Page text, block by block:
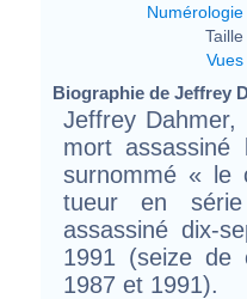
Numérologie
Taille
Vues
Biographie de Jeffrey
Jeffrey
mort
surnommé « le
tueur en
assassiné dix-
1991 (seize de
1987 et 1991).